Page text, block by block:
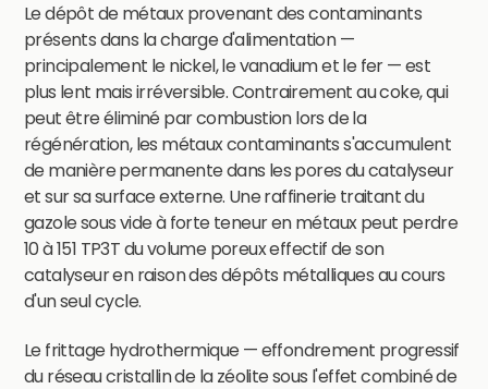
Le dépôt de métaux provenant des contaminants
présents dans la charge d'alimentation —
principalement le nickel, le vanadium et le fer — est
plus lent mais irréversible. Contrairement au coke, qui
peut être éliminé par combustion lors de la
régénération, les métaux contaminants s'accumulent
de manière permanente dans les pores du catalyseur
et sur sa surface externe. Une raffinerie traitant du
gazole sous vide à forte teneur en métaux peut perdre
10 à 151 TP3T du volume poreux effectif de son
catalyseur en raison des dépôts métalliques au cours
d'un seul cycle.
Le frittage hydrothermique — effondrement progressif
du réseau cristallin de la zéolite sous l'effet combiné de